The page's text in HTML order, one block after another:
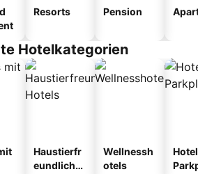
Resorts Pension
Hotelkategorien
Haustierfr
eundliche
Wellnessh
otels